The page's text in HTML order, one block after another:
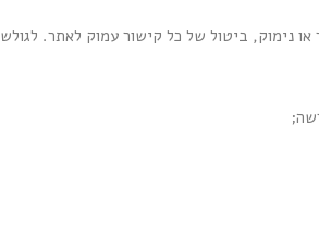
נימוק, ביטול של כל קישור עמוק לאתר. לגולש